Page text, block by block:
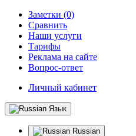
Заметки (0)
Сравнить
Наши услуги
Тарифы
Реклама на сайте
Вопрос-ответ
Личный кабинет
Язык
Russian